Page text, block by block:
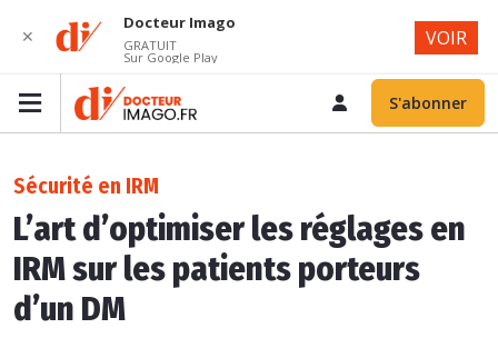
S'abonner
Sécurité en IRM
L’art d’optimiser les réglages en
IRM sur les patients porteurs
d’un DM
✕
Docteur Imago
GRATUIT
Sur Google Play
VOIR